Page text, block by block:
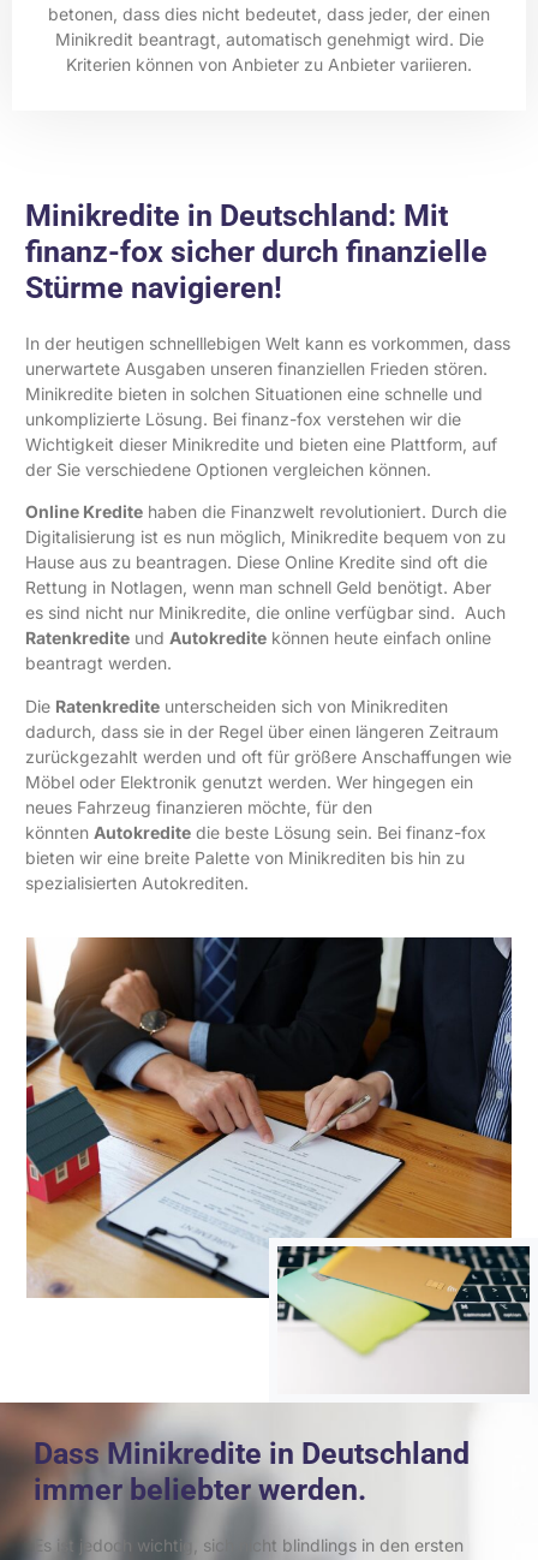
betonen, dass dies nicht bedeutet, dass jeder, der einen
Minikredit beantragt, automatisch genehmigt wird. Die
Kriterien können von Anbieter zu Anbieter variieren.
Minikredite in Deutschland: Mit
finanz-fox sicher durch finanzielle
Stürme navigieren!
In der heutigen schnelllebigen Welt kann es vorkommen, dass
unerwartete Ausgaben unseren finanziellen Frieden stören.
Minikredite bieten in solchen Situationen eine schnelle und
unkomplizierte Lösung. Bei finanz-fox verstehen wir die
Wichtigkeit dieser Minikredite und bieten eine Plattform, auf
der Sie verschiedene Optionen vergleichen können.
Online Kredite haben die Finanzwelt revolutioniert. Durch die
Digitalisierung ist es nun möglich, Minikredite bequem von zu
Hause aus zu beantragen. Diese Online Kredite sind oft die
Rettung in Notlagen, wenn man schnell Geld benötigt. Aber
es sind nicht nur Minikredite, die online verfügbar sind. Auch
Ratenkredite und Autokredite können heute einfach online
beantragt werden.
Die Ratenkredite unterscheiden sich von Minikrediten
dadurch, dass sie in der Regel über einen längeren Zeitraum
zurückgezahlt werden und oft für größere Anschaffungen wie
Möbel oder Elektronik genutzt werden. Wer hingegen ein
neues Fahrzeug finanzieren möchte, für den
könnten Autokredite die beste Lösung sein. Bei finanz-fox
bieten wir eine breite Palette von Minikrediten bis hin zu
spezialisierten Autokrediten.
Dass Minikredite in Deutschland
immer beliebter werden.
Es ist jedoch wichtig, sich nicht blindlings in den ersten